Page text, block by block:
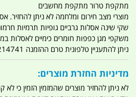
מתקפת טרור מתקפת מחשבים
מוצרי מצב חירום ומלחמה לא ניתן להחזיר.
שקי שינה אסלות גרביים גופיות תרמיות
משקפי מגן כפפות חומרים כימיים לאסלות
ניתן להתעניין טלפונית טרם ההזמנה 0523214741
מדיניות החזרת מוצרים:
לא ניתן להחזיר מוצרים שהמזמין הזמין כי